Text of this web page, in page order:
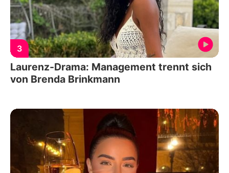
3
Laurenz-Drama: Management trennt sich
von Brenda Brinkmann